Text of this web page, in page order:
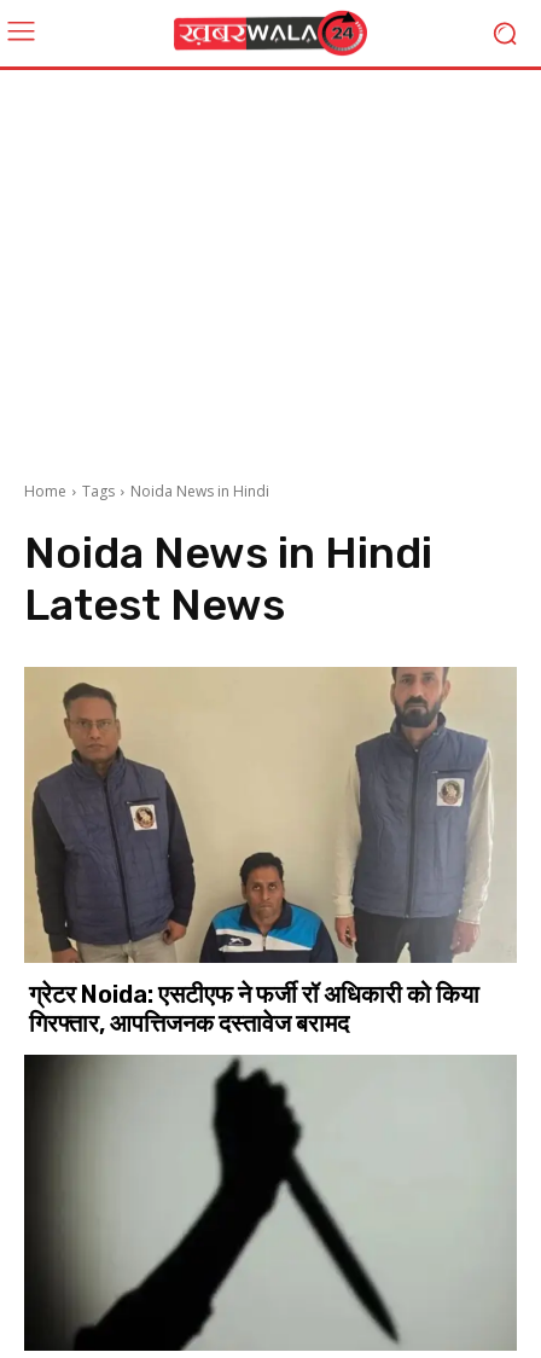
Home Tags Noida News in Hindi
Noida News in Hindi
Latest News
ग्रेटर Noida: एसटीएफ ने फर्जी रॉ अधिकारी को किया
गिरफ्तार, आपत्तिजनक दस्तावेज बरामद